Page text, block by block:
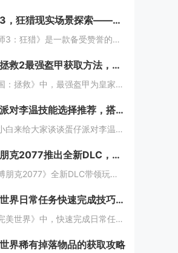
巫师3，狂猎现实场景探索——波兰的梅德韦德堡与温特堡城堡的奇幻之旅
《巫师3：狂猎》是一款备受赞誉的角色扮演游戏，其现实中的灵感来源之一是波兰的梅德韦德堡和温特堡城堡。这两处地点以其独特的中世纪建筑风格和壮丽的自然风光，为游戏营造了奇幻而真实的背景。梅德韦德堡位于波兰南部，拥有悠久的历史和神秘氛围；而温特堡...
天国拯救2最强盔甲获取方法，全套装位置一览
《天国：拯救》中，最强盔甲为皇家骑士盔甲，获取较为复杂。首先需完成“皇家侍卫”任务线，帮助亨利成为国王的私人护卫。之后，在王宫内找到盔甲的具体位置，通常藏于密室或特定房间。完成相关任务后，玩家可获得这套顶级装备，大幅提升防御力和战斗能力。游...
蛋仔派对李温技能选择推荐，搭配出最佳套路
今天小白来给大家谈谈蛋仔派对李温技能选择推荐，搭配出最佳套路，以及蛋仔派对攻略对应的知识点，希望对大家有所帮助，不要忘了收藏本站呢今天给各位分享蛋仔派对李温技能选择推荐，搭配出最佳套路的知识，其中也会对蛋仔派对攻略进行解释，如果能碰巧解决你...
赛博朋克2077推出全新DLC，探索未来城市的秘密和新任务
《赛博朋克2077》全新DLC带领玩家深入未来城市，揭示隐藏的秘密并开启一系列新任务。在这一扩展内容中，玩家将有机会探索更多未知区域，体验丰富多彩的剧情，与全新角色互动，进一步丰富游戏世界的沉浸感与可玩性。今天小白来给大家谈谈《赛博朋克20...
完美世界日常任务快速完成技巧，轻松获取丰厚奖励
在《完美世界》中，快速完成日常任务不仅能节省时间，还能确保玩家获得丰厚的奖励。合理规划任务路线，优先选择高经验值和金币奖励的任务。利用双倍经验时间进行任务，可以事半功倍。组队完成任务效率更高，特别是对于需要击败强大敌人的任务。不要忘记使用游...
界稀有掉落物品的获取攻略